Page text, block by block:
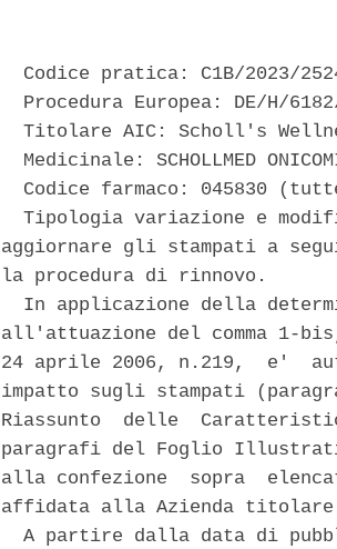
Codice pratica: C1B/2023/
Procedura Europea: DE/H/
Titolare AIC: Scholl's
Medicinale: SCHOLLMED
Codice farmaco: 045830
Tipologia variazione e
aggiornare gli stampati a
la procedura di rinnovo.
In applicazione della
all'attuazione del comma 1-
24 aprile 2006, n.219,  e'
impatto sugli stampati
Riassunto  delle
paragrafi del Foglio
alla confezione  sopra
affidata alla Azienda
A partire dalla data di